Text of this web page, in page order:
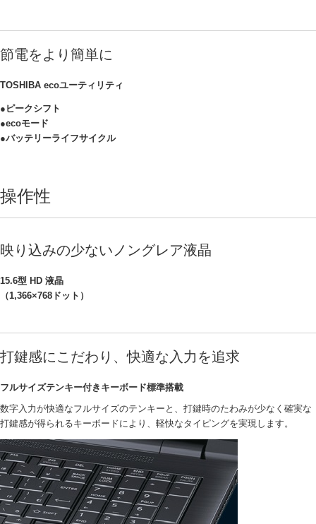
節電をより簡単に
TOSHIBA ecoユーティリティ
●ピークシフト
●ecoモード
●バッテリーライフサイクル
操作性
映り込みの少ないノングレア液晶
15.6型 HD 液晶
（1,366×768ドット）
打鍵感にこだわり、快適な入力を追求
フルサイズテンキー付きキーボード標準搭載
数字入力が快適なフルサイズのテンキーと、打鍵時のたわみが少なく確実な
打鍵感が得られるキーボードにより、軽快なタイピングを実現します。